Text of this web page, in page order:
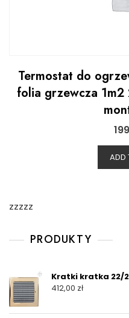
Termostat do
folia grzewcza
ADD
zzzzz
PRODUKTY
Kratki kratka 22/
412,00 zł